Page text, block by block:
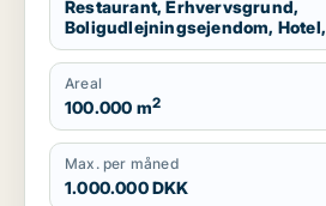
Restaurant, Erhvervsgrund,
Boligudlejningsejendom, Hotel,
Produktionslokaler, Garage
Areal
100.000 m2
Max. per måned
1.000.000 DKK